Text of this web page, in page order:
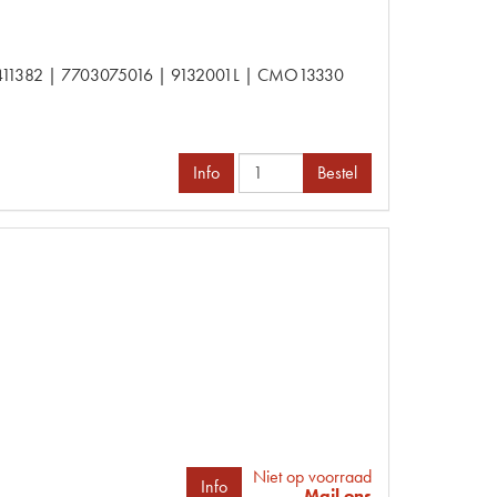
| 7703075016 | 9132001L | CMO13330
Info
Bestel
Info
Niet op voorraad